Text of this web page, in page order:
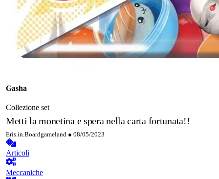
Gasha
Collezione set
Metti la monetina e spera nella carta fortunata!!
Eris.in.Boardgameland ● 08/05/2023
Articoli
Meccaniche